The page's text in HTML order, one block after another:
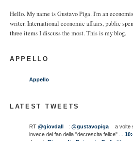
Hello. My name is Gustavo Piga. I'm an
writer. International economic affairs, public
three items I discuss the most. This is my blog.
APPELLO
Appello
LATEST TWEETS
RT @giovdall : @gustavopiga
a volte
invece dei fan della "decrescita felice" ...